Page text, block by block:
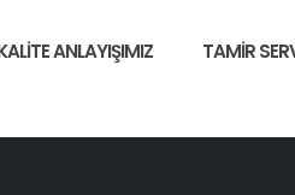
ANLAYIŞIMIZ TAMIR